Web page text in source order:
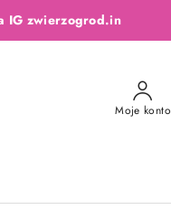
IG zwierzogrod.in
Moje konto